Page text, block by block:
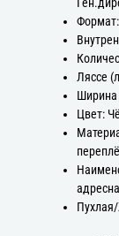
Ляссе
Цвет: